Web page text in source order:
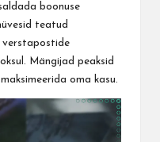
boonuse
teatud
Mängijad peaksid
oma kasu.